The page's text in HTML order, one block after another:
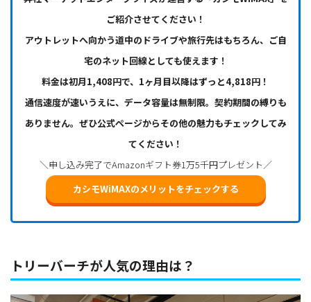
ご紹介させてください！
アウトレットへ向かう道中のドライブや旅行先はもちろん、ご自
宅のネット回線としても使えます！
料金は初月1,408円で、1ヶ月目以降はずっと4,818円！
通信速度が速いうえに、データ容量は無制限。契約期間の縛りも
ありません。ぜひ公式ページからその他の魅力もチェックしてみ
てください！
＼申し込み完了でAmazonギフト券1万5千円プレゼント／
カシモWiMAXのメリットをチェックする
トリーバーチが人気の理由は？